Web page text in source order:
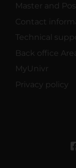
Master and
Contact
Technical
Back office
MyUnivr
Privacy policy